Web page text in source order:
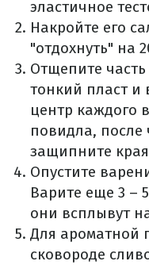
эластичное
Накройте его
"отдохнуть" на
Отщепите часть
тонкий пласт и
центр каждого
повидла, после
защипните
Опустите
Варите еще 3 –
они всплывут
Для ароматной
сковороде